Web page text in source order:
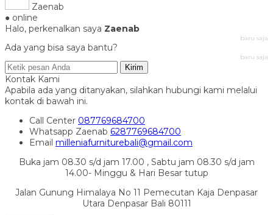
Zaenab
● online
Halo, perkenalkan saya Zaenab
baru saja
Ada yang bisa saya bantu?
baru saja
Kirim
Kontak Kami
Apabila ada yang ditanyakan, silahkan hubungi kami melalui
kontak di bawah ini.
Call Center 087769684700
Whatsapp Zaenab 6287769684700
Email milleniafurniturebali@gmail.com
Buka jam 08.30 s/d jam 17.00 , Sabtu jam 08.30 s/d jam
14.00- Minggu & Hari Besar tutup
Jalan Gunung Himalaya No 11 Pemecutan Kaja Denpasar
Utara Denpasar Bali 80111